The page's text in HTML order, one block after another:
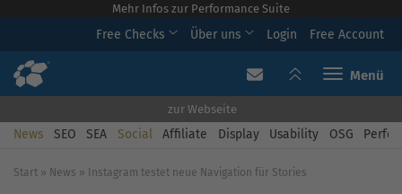
Mehr Infos zur Performance Suite
Free Checks Über uns Login Free Account
Toggle
zur Webseite
News SEO SEA Social Affiliate Display Usability OSG
Start » News » Instagram testet neue Navigation für Stories